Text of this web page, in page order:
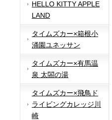
HELLO KITTY APPLE
LAND
タイムズカー×箱根小
涌園ユネッサン
タイムズカー×有馬温
泉 太閤の湯
タイムズカー×飛鳥ド
ライビングカレッジ川
崎